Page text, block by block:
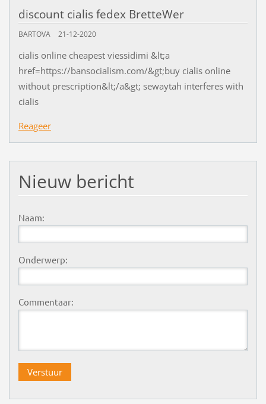
discount cialis fedex BretteWer
BARTOVA 21-12-2020
cialis online cheapest viessidimi &lt;a
href=https://bansocialism.com/&gt;buy cialis online
without prescription&lt;/a&gt; sewaytah interferes with
cialis
Reageer
Nieuw bericht
Naam:
Onderwerp:
Commentaar: